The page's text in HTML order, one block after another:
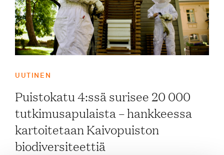
UUTINEN
Puistokatu 4:ssä surisee 20 000
tutkimusapulaista – hankkeessa
kartoitetaan Kaivopuiston
biodiversiteettiä